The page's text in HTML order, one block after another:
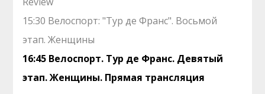
15:30 Велоспорт: "Тур де Франс". Восьмой
этап. Женщины
16:45 Велоспорт. Тур де Франс. Девятый
этап. Женщины. Прямая трансляция